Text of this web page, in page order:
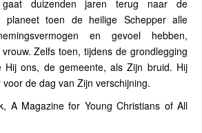
gaat duizenden jaren terug naar de
planeet toen de heilige Schepper alle
en gevoel hebben,
Zelfs toen, tijdens de grondlegging
Hij ons, de gemeente, als Zijn bruid. Hij
de dag van Zijn verschijning.
A Magazine for Young Christians of All